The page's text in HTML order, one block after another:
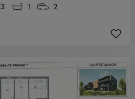
3 1 2